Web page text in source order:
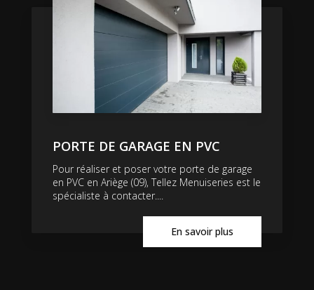
PORTE DE GARAGE EN PVC
Pour réaliser et poser votre porte de garage
en PVC en Ariège (09), Tellez Menuiseries est le
spécialiste à contacter....
En savoir plus